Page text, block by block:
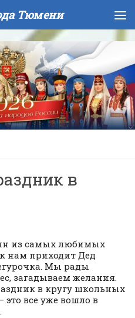
Тюмени
в
из самых любимых
нам приходит Дед
Мы рады
загадываем желания.
в кругу школьных
это все уже вошло в